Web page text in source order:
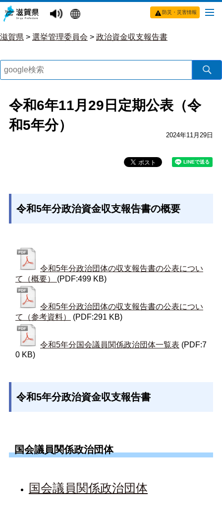
防災・災害情報
滋賀県 > 選挙管理委員会 > 政治資金収支報告書
令和6年11月29日定期公表（令
和5年分）
2024年11月29日
令和5年分政治資金収支報告書の概要
令和5年分政治団体の収支報告書の公表につい
て（概要） (PDF:499 KB)
令和5年分政治団体の収支報告書の公表につい
て（参考資料）
(PDF:291 KB)
令和5年分国会議員関係政治団体一覧表 (PDF:7
0 KB)
令和5年分政治資金収支報告書
国会議員関係政治団体
国会議員関係政治団体